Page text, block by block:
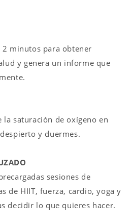
2 minutos para obtener
y genera un informe que
la saturación de oxígeno en
y duermes.
sesiones de
de HIIT, fuerza, cardio, yoga y
decidir lo que quieres hacer.